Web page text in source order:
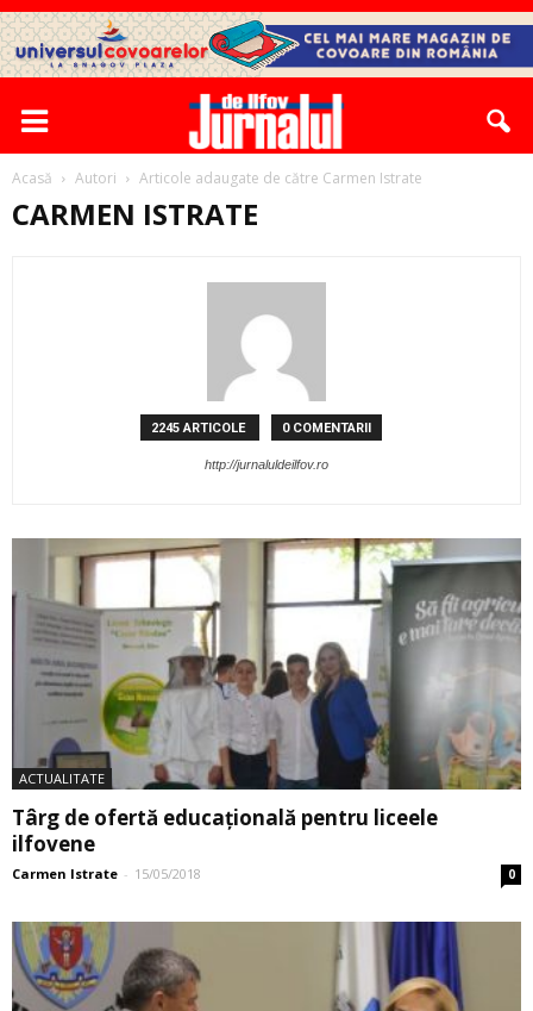
Acasă Autori Articole adaugate de către Carmen Istrate
CARMEN ISTRATE
2245 ARTICOLE 0 COMENTARII
http://jurnaluldeilfov.ro
ACTUALITATE
Târg de ofertă educaţională pentru liceele
ilfovene
Carmen Istrate - 15/05/2018 0